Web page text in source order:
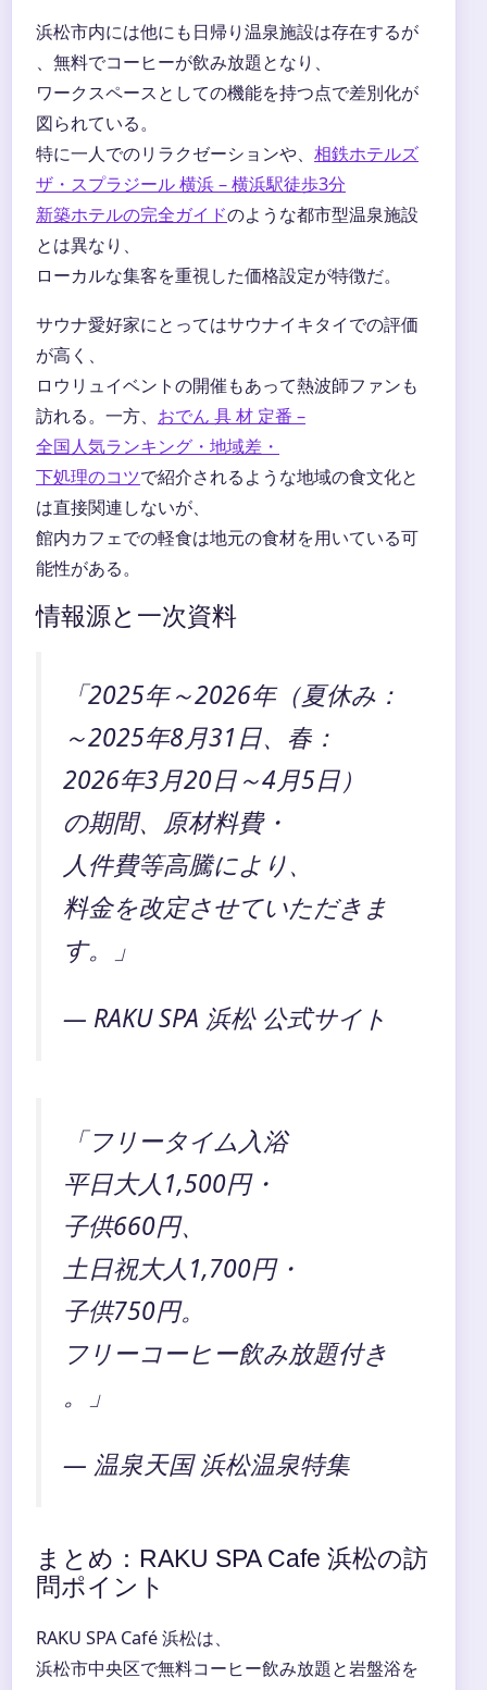
浜松市内には他にも日帰り温泉施設は存在するが
、無料でコーヒーが飲み放題となり、
ワークスペースとしての機能を持つ点で差別化が
図られている。
特に一人でのリラクゼーションや、 相鉄ホテルズ
ザ・スプラジール 横浜 – 横浜駅徒歩3分
新築ホテルの完全ガイドのような都市型温泉施設
とは異なり、
ローカルな集客を重視した価格設定が特徴だ。
サウナ愛好家にとってはサウナイキタイでの評価
が高く、
ロウリュイベントの開催もあって熱波師ファンも
訪れる。一方、 おでん 具 材 定番 –
全国人気ランキング・地域差・
下処理のコツで紹介されるような地域の食文化と
は直接関連しないが、
館内カフェでの軽食は地元の食材を用いている可
能性がある。
情報源と一次資料
「2025年～2026年（夏休み：
～2025年8月31日、春：
2026年3月20日～4月5日）
の期間、原材料費・
人件費等高騰により、
料金を改定させていただきま
す。」
— RAKU SPA 浜松 公式サイト
「フリータイム入浴
平日大人1,500円・
子供660円、
土日祝大人1,700円・
子供750円。
フリーコーヒー飲み放題付き
。」
— 温泉天国 浜松温泉特集
まとめ：RAKU SPA Cafe 浜松の訪
問ポイント
RAKU SPA Café 浜松は、
浜松市中央区で無料コーヒー飲み放題と岩盤浴を